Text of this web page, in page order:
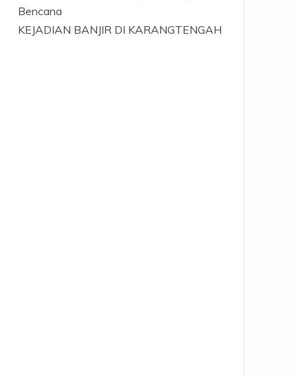
Bencana
KEJADIAN BANJIR DI KARANGTENGAH